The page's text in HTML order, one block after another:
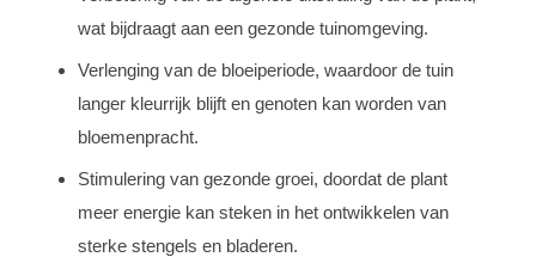
wat bijdraagt aan een gezonde tuinomgeving.
Verlenging van de bloeiperiode, waardoor de tuin
langer kleurrijk blijft en genoten kan worden van
bloemenpracht.
Stimulering van gezonde groei, doordat de plant
meer energie kan steken in het ontwikkelen van
sterke stengels en bladeren.